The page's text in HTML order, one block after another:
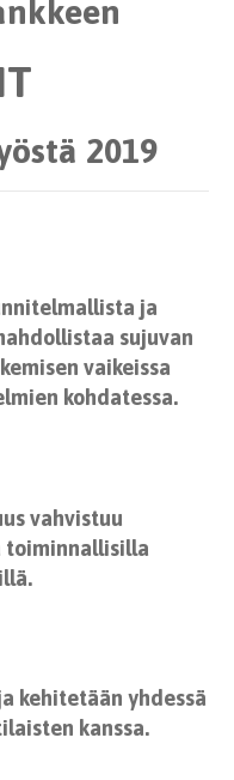
2019
ja
sujuvan
vaikeissa
kohdatessa.
vahvistuu
toiminnallisilla
kehitetään yhdessä
kanssa.